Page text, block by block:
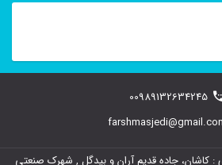
00989132634245
جاده قدیم آران و بیدگل , شهرک صنعتی